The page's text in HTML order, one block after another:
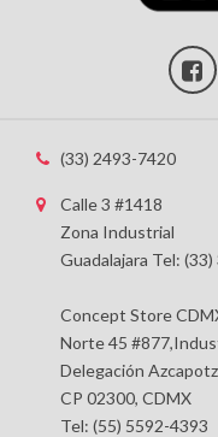
(33) 2493-7420
Calle 3 #1418
Zona Industrial
Guadalajara Tel:
Concept Store
Norte 45
Delegación
CP 02300, CDMX
Tel: (55) 5592-4393